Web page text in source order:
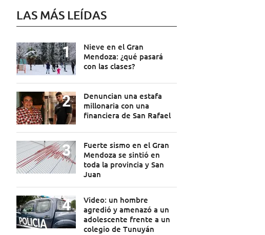
LAS MÁS LEÍDAS
Nieve en el Gran
Mendoza: ¿qué pasará
con las clases?
Denuncian una estafa
millonaria con una
financiera de San Rafael
Fuerte sismo en el Gran
Mendoza se sintió en
toda la provincia y San
Juan
Video: un hombre
agredió y amenazó a un
adolescente frente a un
colegio de Tunuyán